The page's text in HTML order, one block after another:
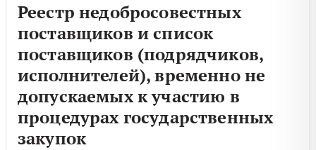
Реестр недобросовестных
поставщиков и список
поставщиков (подрядчиков,
исполнителей), временно не
допускаемых к участию в
процедурах государственных
закупок